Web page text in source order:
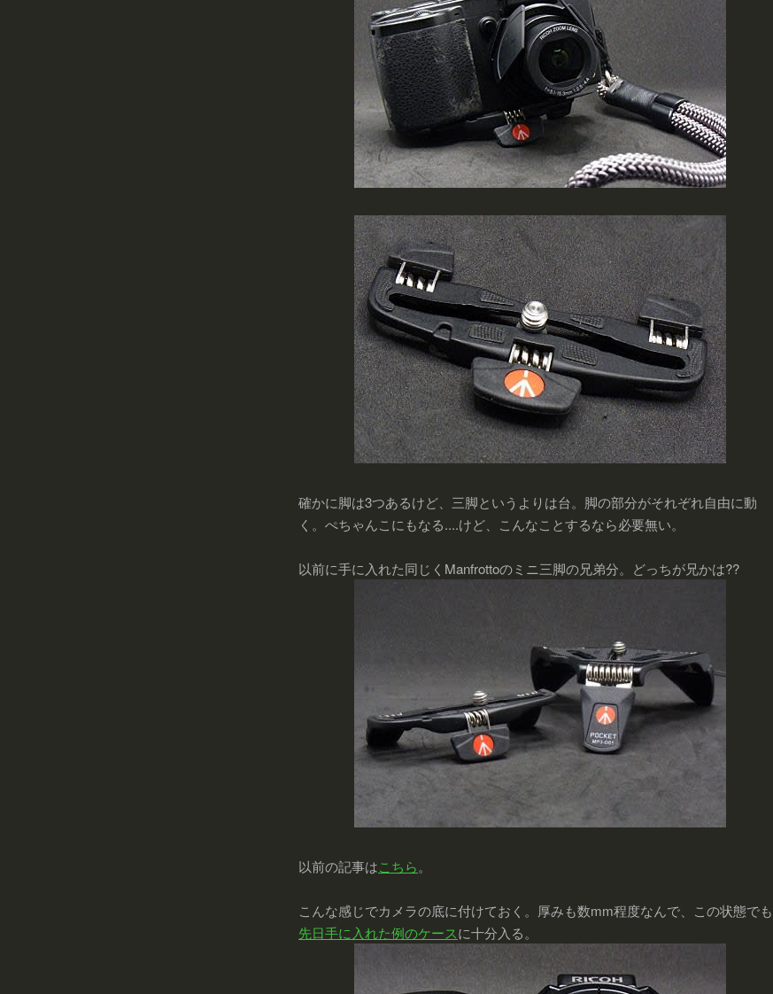
確かに脚は3つあるけど、三脚というよりは台。脚の部分がそれぞれ自由に動
く。ぺちゃんこにもなる....けど、こんなことするなら必要無い。
以前に手に入れた同じくManfrottoのミニ三脚の兄弟分。どっちが兄かは??
以前の記事はこちら。
こんな感じでカメラの底に付けておく。厚みも数mm程度なんで、この状態でも
先日手に入れた例のケースに十分入る。